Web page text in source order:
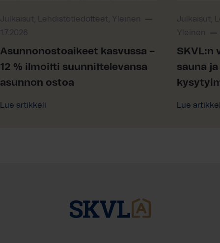
Julkaisut, Lehdistötiedotteet, Yleinen
1.7.2026
Asunnonostoaikeet kasvussa –
12 % ilmoitti suunnittelevansa
asunnon ostoa
Lue artikkeli
Julkaisut,
Yleinen
SKVL:n
sauna
Lue